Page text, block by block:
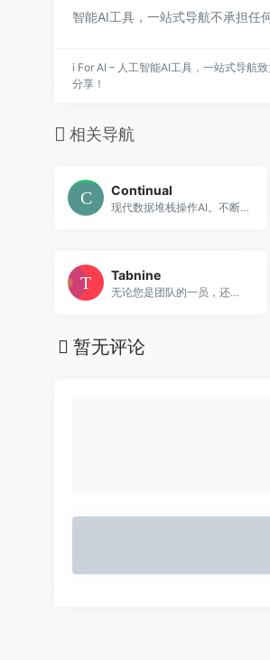
智能AI工具，一站式导航不承担任
i For AI – 人工智能AI工具，一站式导航
分享！
相关导航
Continual
现代数据堆栈操作AI。不断领先的运营AI平台为现代数据堆栈。建立预测模型,永远不要停止改善没有复杂的工程。免费试一试。
Tabnine
无论您是团队的一员，还是自己工作的开发人员，Tabine都将帮助您更快地编写代码--所有这些都是在您最喜欢的IDE中完成的。
暂无评论